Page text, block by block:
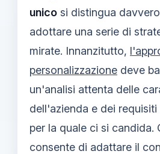
unico si distingua
adottare una serie di
mirate. Innanzitutto,
personalizzazione deve
un'analisi attenta delle
dell'azienda e dei
per la quale ci si candida.
consente di adattare il